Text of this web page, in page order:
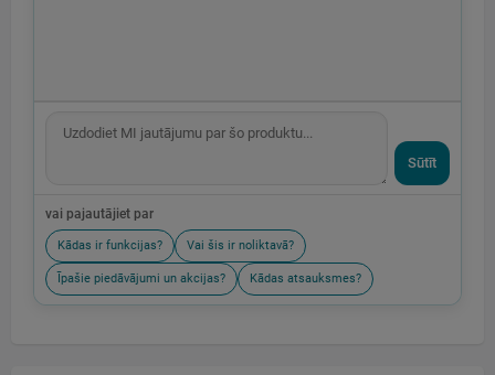
Sūtīt
vai pajautājiet par
Kādas ir funkcijas? Vai šis ir noliktavā?
Īpašie piedāvājumi un akcijas? Kādas atsauksmes?